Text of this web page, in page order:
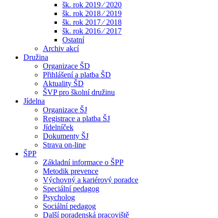
šk. rok 2019 ⁄ 2020
šk. rok 2018 ⁄ 2019
šk. rok 2017 ⁄ 2018
šk. rok 2016 ⁄ 2017
Ostatní
Archiv akcí
Družina
Organizace ŠD
Přihlášení a platba ŠD
Aktuality ŠD
ŠVP pro školní družinu
Jídelna
Organizace ŠJ
Registrace a platba ŠJ
Jídelníček
Dokumenty ŠJ
Strava on-line
ŠPP
Základní informace o ŠPP
Metodik prevence
Výchovný a kariérový poradce
Speciální pedagog
Psycholog
Sociální pedagog
Další poradenská pracoviště